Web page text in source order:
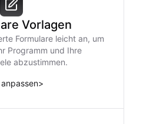
Vorlagen
Formulare leicht an, um
Programm und Ihre
abzustimmen.
>